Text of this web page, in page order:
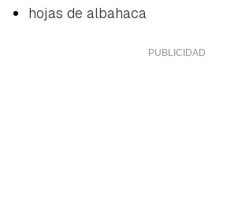
hojas de albahaca